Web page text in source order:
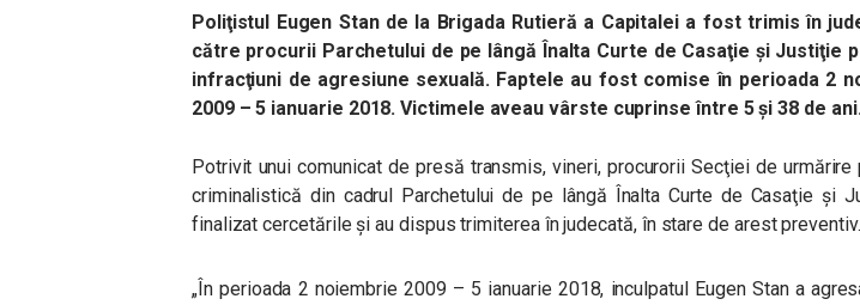
Poliţistul Eugen Stan de la Brigada Rutieră a Capitalei a fost trimis în
către procurii Parchetului de pe lângă Înalta Curte de Casaţie şi Justiţie
infracţiuni de agresiune sexuală. Faptele au fost comise în perioada 2
2009 – 5 ianuarie 2018. Victimele aveau vârste cuprinse între 5 şi 38 de
Potrivit unui comunicat de presă transmis, vineri, procurorii Secţiei de urmărire
criminalistică din cadrul Parchetului de pe lângă Înalta Curte de Casaţie şi
finalizat cercetările şi au dispus trimiterea în judecată, în stare de arest preventiv.
„În perioada 2 noiembrie 2009 – 5 ianuarie 2018, inculpatul Eugen Stan a